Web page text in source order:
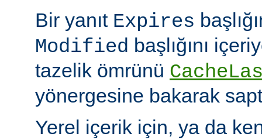
Bir yanıt Expires
Modified başlığını
tazelik ömrünü
yönergesine bakarak
Yerel içerik için, ya da